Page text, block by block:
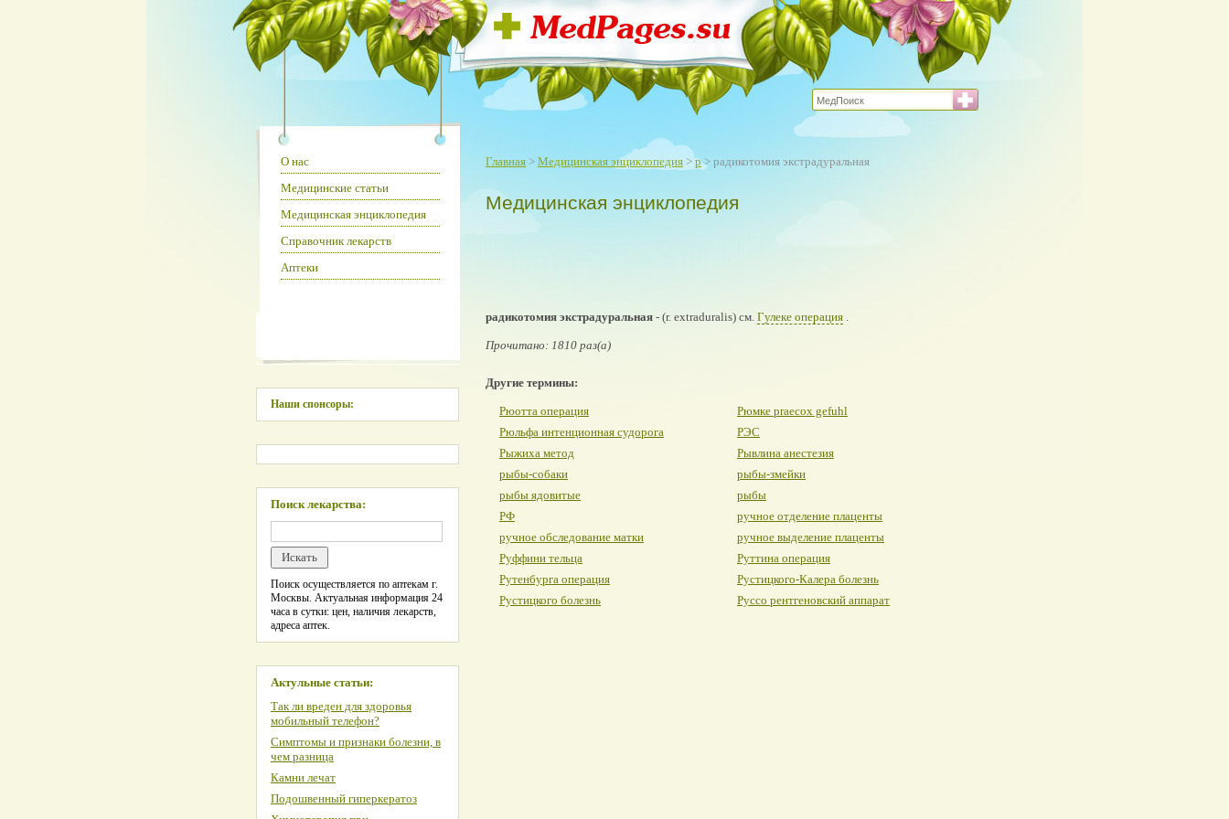
Главная > Медицинская энциклопедия > р> радикотомия экстрадуральная
Медицинская энциклопедия
радикотомия экстрадуральная - (r. extraduralis) см. Гулеке операция .
Прочитано: 1810 раз(а)
Другие термины:
Рюотта операция
Рюмке praecox gefuhl
Рюльфа интенционная судорога
РЭС
Рыжиха метод
Рывлина анестезия
рыбы-собаки
рыбы-змейки
рыбы ядовитые
рыбы
РФ
ручное отделение плаценты
ручное обследование матки
ручное выделение плаценты
Руффини тельца
Руттина операция
Рутенбурга операция
Рустицкого-Калера болезнь
Рустицкого болезнь
Руссо рентгеновский аппарат
О нас
Медицинские статьи
Медицинская энциклопедия
Справочник лекарств
Аптеки
Наши спонсоры:
Поиск лекарства:
Поиск осуществляется по аптекам г.
Москвы. Актуальная информация 24
часа в сутки: цен, наличия лекарств,
адреса аптек.
Актульные статьи:
Так ли вреден для здоровья
мобильный телефон?
Симптомы и признаки болезни, в
чем разница
Камни лечат
Подошвенный гиперкератоз